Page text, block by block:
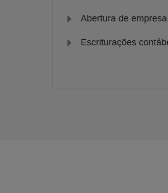
Abertura de empresa
Escriturações